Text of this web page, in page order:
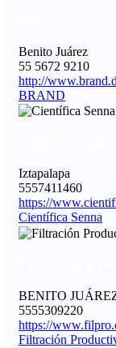
Benito Juárez
55 5672 9210
http://
BRAND
Iztapalapa
5557411460
https://
Científica Senna
BENITO
5555309220
https://
Filtración